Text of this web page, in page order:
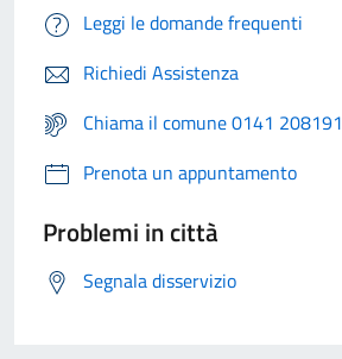
Leggi le domande frequenti
Richiedi Assistenza
Chiama il comune 0141 208191
Prenota un appuntamento
Problemi in città
Segnala disservizio